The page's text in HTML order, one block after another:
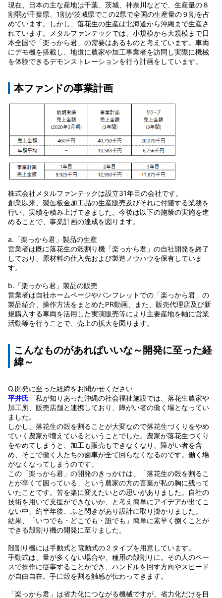
現在、日本の主な産地は千葉、茨城、神奈川などで、生産量の８
割弱が千葉県、1割が茨城県でこの2県で全国の生産量の９割を占
めています。しかし、落花生の生産は北海道から沖縄まで生産さ
れています。メタルファンテックでは、小規模から大規模まで日
本全国で「楽っから君」の需要はあるものと考えています。車両
にデモ機を搭載し、地道に農家や加工事業者を訪問し実際に機械
を体験できるデモンストレーションを行う計画をしています。
本ファンドの事業計画
株式会社メタルファンテックは設立31年目の会社です。
創業以来、製缶板金加工品の生産販売及びそれに付随する業務を
行い、実績を積み上げてきました。今後は以下の施策の実施を進
めることで、事業計画の達成を図ります。
a.「楽っから君」製品の生産
営業者は既に落花生の殻割り機「楽っから君」の自社開発を終了
しており、原材料の仕入先および製造ノウハウを保有していま
す。
b.「楽っから君」製品の販売
営業者は自社ホームページやパンフレットでの「楽っから君」の
製品紹介、操作方法をまとめたPR動画、また、販売代理店及び新
規購入する車両を活用した実演販売等により主要産地を軸に営業
活動等を行うことで、売上の拡大を図ります。
こんなものがあればいいな～開発に至った経
緯～
Q.開発に至った経緯をお聞かせください
平井氏 「私が知りあった沖縄の社会福祉施設では、落花生農家や
加工所、販売店舗と連携しており、障がい者の働く場となってい
ました。
しかし、落花生の殻を割ることが大変なので落花生づくりをやめ
ていく農家が増えているということでした。農家が落花生づくり
をやめてしまうと、加工も販売もできなくなり、障がい者を含
め、そこで働く人たちの歯車が全て回らなくなるのです。働く場
がなくなってしまうのです。
この「楽っから君」の開発のきっかけは、「落花生の殻を割るこ
とが辛くて困っている」という農家の方の言葉が私の胸に残って
いたことです。苦を楽に変えたいとの思いがありました。自社の
技術を用いて支援ができないか、と考え簡単にアイデアが出てこ
ない中、約半年後、ふと閃きがあり設計に取り掛かりました。
結果、「いつでも・どこでも・誰でも」簡単に素早く捌くことが
できる殻割り機の開発に至りました。
殻割り機には手動式と電動式の２タイプを用意しています。
手動式は、量が多くない場合や、種用の殻割りに。その人のペー
スで操作に従事することができ、ハンドルを回す方向やスピード
が自由自在。手に殻を割る触感が伝わってきます。
「楽っから君」は省力化につながる機械ですが、省力化だけを目